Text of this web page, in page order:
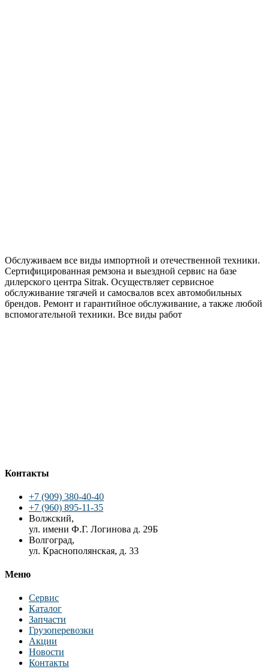
Обслуживаем все виды импортной и отечественной техники.
Сертифицированная ремзона и выездной сервис на базе
дилерского центра Sitrak. Осуществляет сервисное
обслуживание тягачей и самосвалов всех автомобильных
брендов. Ремонт и гарантийное обслуживание, а также любой
вспомогательной техники. Все виды работ
Контакты
+7 (909) 380-40-40
+7 (960) 895-11-35
Волжский,
ул. имени Ф.Г. Логинова д. 29Б
Волгоград,
ул. Краснополянская, д. 33
Меню
Сервис
Каталог
Запчасти
Грузоперевозки
Акции
Новости
Контакты